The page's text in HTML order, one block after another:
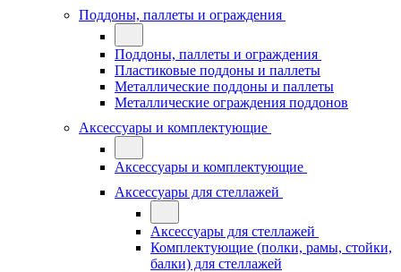
Поддоны, паллеты и ограждения
Поддоны, паллеты и ограждения
Пластиковые поддоны и паллеты
Металлические поддоны и паллеты
Металлические ограждения поддонов
Аксессуары и комплектующие
Аксессуары и комплектующие
Аксессуары для стеллажей
Аксессуары для стеллажей
Комплектующие (полки, рамы, стойки,
балки) для стеллажей